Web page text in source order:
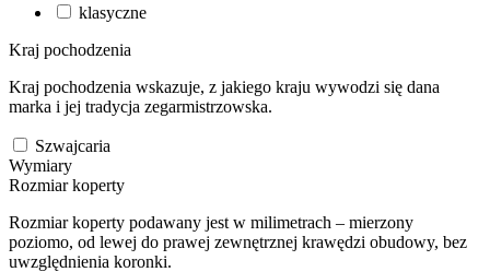
klasyczne
Kraj pochodzenia
Kraj pochodzenia wskazuje, z jakiego kraju wywodzi się dana
marka i jej tradycja zegarmistrzowska.
Szwajcaria
Wymiary
Rozmiar koperty
Rozmiar koperty podawany jest w milimetrach – mierzony
poziomo, od lewej do prawej zewnętrznej krawędzi obudowy, bez
uwzględnienia koronki.